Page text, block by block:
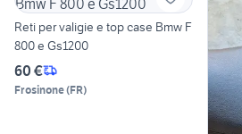
Reti per valigie e top case Bmw F
800 e Gs1200
60 €
Frosinone(FR)